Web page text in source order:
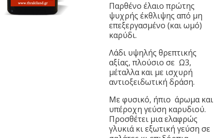
Παρθένο έλαιο πρώτης
ψυχρής έκθλιψης από μη
επεξεργασμένο (και ωμό)
καρύδι.
Λάδι υψηλής θρεπτικής
αξίας, πλούσιο σε Ω3,
μέταλλα και με ισχυρή
αντιοξειδωτική δράση.
Με φυσικό, ήπιο άρωμα και
υπέροχη γεύση καρυδιού.
Προσθέτει μια ελαφρώς
γλυκιά κι εξωτική γεύση σε